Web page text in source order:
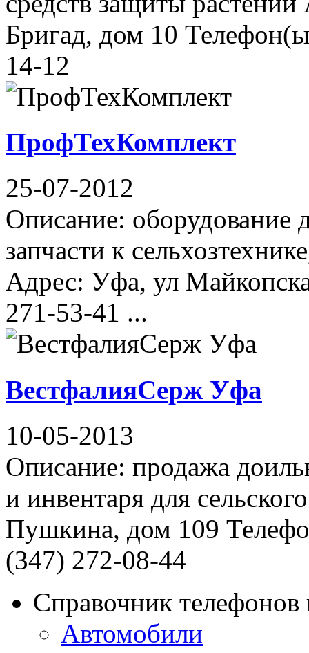
Бригад, дом 10
14-12
ПрофТехКомплект
25-07-2012
Описание: оборудование
запчасти к
Адрес: Уфа, ул
271-53-41 ...
ВестфалияСерж Уфа
10-05-2013
Описание: продажа
и инвентаря для
Пушкина, дом 109
(347) 272-08-44
Справочник
Автомобили